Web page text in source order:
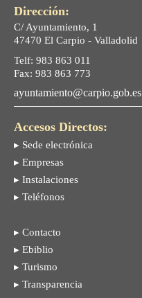
Dirección:
C/ Ayuntamiento, 1
47470 El Carpio - Valladolid
Telf: 983 863 011
Fax: 983 863 773
ayuntamiento@carpio.gob.es
Accesos Directos:
▸ Sede electrónica
▸ Empresas
▸ Instalaciones
▸ Teléfonos
▸ Contacto
▸ Ebiblio
▸ Turismo
▸ Transparencia